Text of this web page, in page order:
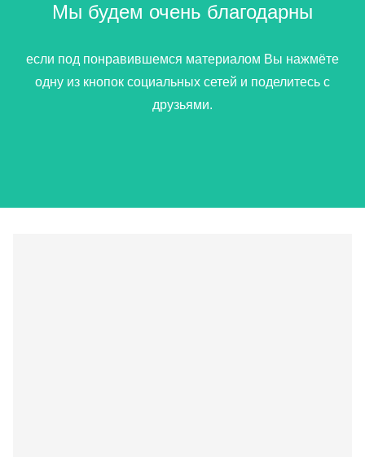
Мы будем очень благодарны
если под понравившемся материалом Вы нажмёте
одну из кнопок социальных сетей и поделитесь с
друзьями.